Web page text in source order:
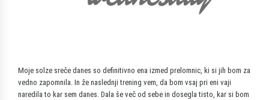
Moje solze sreče danes so definitivno ena izmed prelomnic, ki si jih bom za
vedno zapomnila. In že naslednji trening vem, da bom vsaj pri eni vaji
naredila to kar sem danes. Dala še več od sebe in dosegla tisto, kar si bom